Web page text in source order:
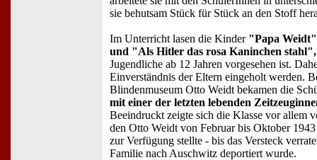
sie behutsam Stück für Stück an den Stoff
Im Unterricht lasen die Kinder "Papa
und "Als Hitler das rosa Kaninchen stahl",
Jugendliche ab 12 Jahren vorgesehen ist.
Einverständnis der Eltern eingeholt werden.
Blindenmuseum Otto Weidt bekamen die
mit einer der letzten lebenden
Beeindruckt zeigte sich die Klasse vor allem
den Otto Weidt von Februar bis Oktober
zur Verfügung stellte - bis das Versteck
Familie nach Auschwitz deportiert wurde.